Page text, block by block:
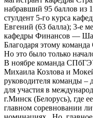
набравший 95 баллов из
стулдент 5-го курса
Евгений (63 балла); 3-е
кафедры Финансов —
Благодаря этому
Но это было только
В ноябре команда
Михаила Козлова и
руководителя команды –
для участия в
г.Минск (Белорусь), где
главном соревновании